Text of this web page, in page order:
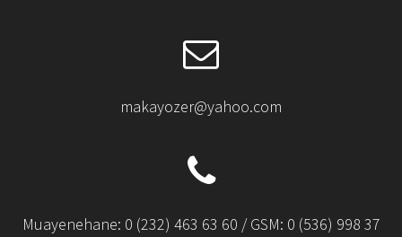
makayozer@yahoo.com
Muayenehane: 0 (232) 463 63 60 / GSM: 0 (536) 998 37